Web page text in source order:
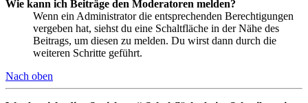
Wie kann ich Beiträge den Moderatoren melden?
Wenn ein Administrator die entsprechenden Berechtigungen
vergeben hat, siehst du eine Schaltfläche in der Nähe des
Beitrags, um diesen zu melden. Du wirst dann durch die
weiteren Schritte geführt.
Nach oben